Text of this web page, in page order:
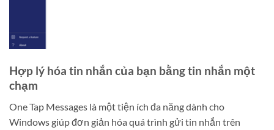
Hợp lý hóa tin nhắn của bạn bằng tin nhắn một
chạm
One Tap Messages là một tiện ích đa năng dành cho
Windows giúp đơn giản hóa quá trình gửi tin nhắn trên